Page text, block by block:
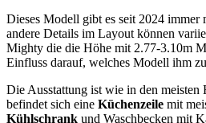
Dieses Modell gibt es seit 2024 immer
andere Details im Layout können
Mighty die die Höhe mit 2.77-3.10m
Einfluss darauf, welches Modell ihm
Die Ausstattung ist wie in den
befindet sich eine Küchenzeile mit
Kühlschrank und Waschbecken mit